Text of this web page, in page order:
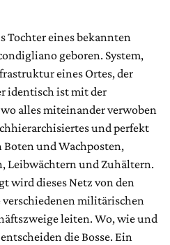
Tochter eines bekannten
geboren. System,
eines Ortes, der
identisch ist mit der
alles miteinander verwoben
und perfekt
und Wachposten,
Leibwächtern und Zuhältern.
wird dieses Netz von den
verschiedenen militärischen
leiten. Wo, wie und
die Bosse. Ein